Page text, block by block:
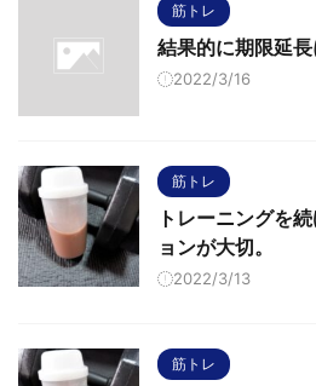
筋トレ
結果的に期限延長
2022/3/16
筋トレ
トレーニングを
ョンが大切。
2022/3/13
筋トレ